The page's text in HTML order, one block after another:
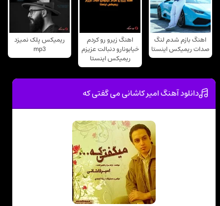
اهنگ بازم شدم لنگ
صدات ریمیکس اینستا
اهنگ زیرو رو کردم
خیابونارو دنبالت عزیزم
ریمیکس اینستا
ریمیکس پلک نمیزد
mp3
دانلود آهنگ امیر کاشانی می گفتی که